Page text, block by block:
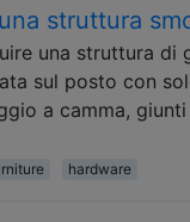
struttura
una struttura di
sul posto con
a camma,
hardware